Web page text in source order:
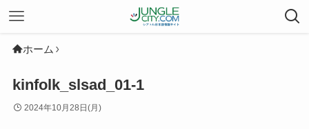
ホーム
kinfolk_slsad_01-1
2024年10月28日(月)